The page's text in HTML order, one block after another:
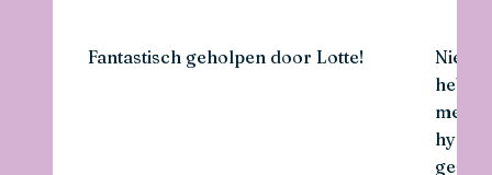
Fantastisch geholpen door Lotte!
Niels
met